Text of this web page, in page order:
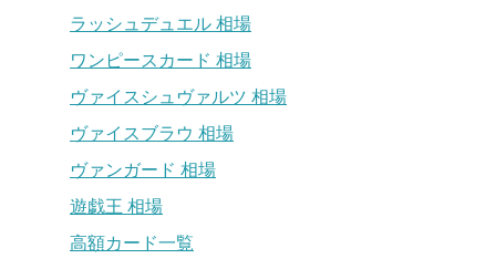
ラッシュデュエル 相場
ワンピースカード 相場
ヴァイスシュヴァルツ 相場
ヴァイスブラウ 相場
ヴァンガード 相場
遊戯王 相場
高額カード一覧